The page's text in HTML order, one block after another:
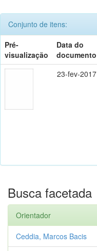
Conjunto de itens:
Pré-
visualização
Data do
documento
23-fev-2017
Busca facetada
Orientador
Ceddia, Marcos Bacis